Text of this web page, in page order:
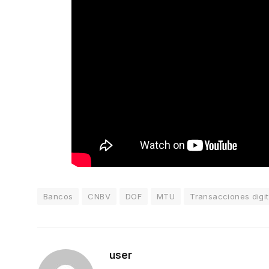
Bancos CNBV DOF MTU Transacciones
user